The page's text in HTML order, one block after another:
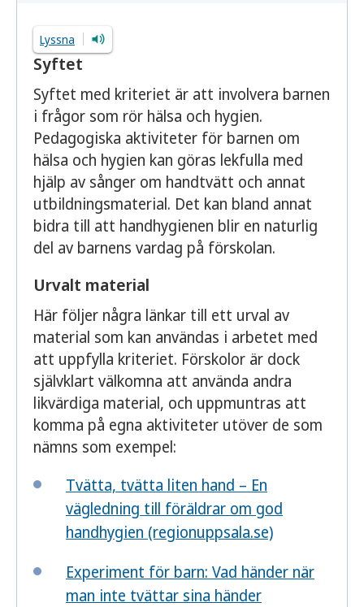
Lyssna
Syftet
Syftet med kriteriet är att involvera barnen
i frågor som rör hälsa och hygien.
Pedagogiska aktiviteter för barnen om
hälsa och hygien kan göras lekfulla med
hjälp av sånger om handtvätt och annat
utbildningsmaterial. Det kan bland annat
bidra till att handhygienen blir en naturlig
del av barnens vardag på förskolan.
Urvalt material
Här följer några länkar till ett urval av
material som kan användas i arbetet med
att uppfylla kriteriet. Förskolor är dock
självklart välkomna att använda andra
likvärdiga material, och uppmuntras att
komma på egna aktiviteter utöver de som
nämns som exempel:
Tvätta, tvätta liten hand – En
vägledning till föräldrar om god
handhygien (regionuppsala.se)
Experiment för barn: Vad händer när
man inte tvättar sina händer